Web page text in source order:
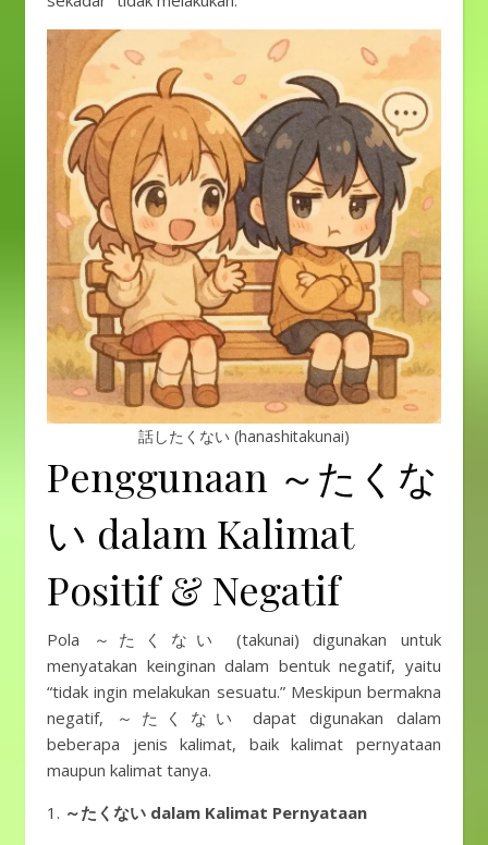
話したくない (hanashitakunai)
Penggunaan ～たくな
い dalam Kalimat
Positif & Negatif
Pola ～たくない (takunai) digunakan untuk
menyatakan keinginan dalam bentuk negatif, yaitu
“tidak ingin melakukan sesuatu.” Meskipun bermakna
negatif, ～たくない dapat digunakan dalam
beberapa jenis kalimat, baik kalimat pernyataan
maupun kalimat tanya.
1. ～たくない dalam Kalimat Pernyataan